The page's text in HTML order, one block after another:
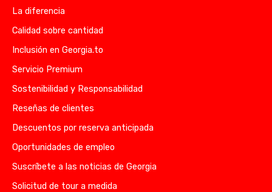
La diferencia
Calidad sobre cantidad
Inclusión en Georgia.to
Servicio Premium
Sostenibilidad y Responsabilidad
Reseñas de clientes
Descuentos por reserva anticipada
Oportunidades de empleo
Suscríbete a las noticias de Georgia
Solicitud de tour a medida